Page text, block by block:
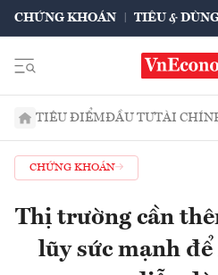
CHỨNG KHOÁN TIÊU &
TIÊU ĐIỂMĐẦU TƯTÀI
CHỨNG KHOÁN
Thị trường cần
lũy sức mạnh